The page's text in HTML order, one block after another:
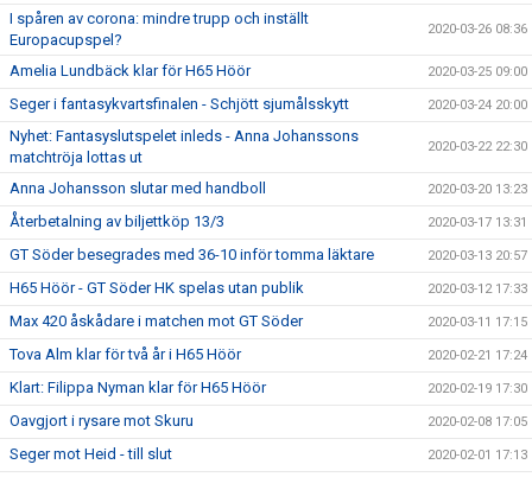
I spåren av corona: mindre trupp och inställt
Europacupspel?
2020-03-26 08:36
Amelia Lundbäck klar för H65 Höör 2020-03-25 09:00
Seger i fantasykvartsfinalen - Schjött sjumålsskytt 2020-03-24 20:00
Nyhet: Fantasyslutspelet inleds - Anna Johanssons
matchtröja lottas ut
2020-03-22 22:30
Anna Johansson slutar med handboll 2020-03-20 13:23
Återbetalning av biljettköp 13/3 2020-03-17 13:31
GT Söder besegrades med 36-10 inför tomma läktare 2020-03-13 20:57
H65 Höör - GT Söder HK spelas utan publik 2020-03-12 17:33
Max 420 åskådare i matchen mot GT Söder 2020-03-11 17:15
Tova Alm klar för två år i H65 Höör 2020-02-21 17:24
Klart: Filippa Nyman klar för H65 Höör 2020-02-19 17:30
Oavgjort i rysare mot Skuru 2020-02-08 17:05
Seger mot Heid - till slut 2020-02-01 17:13